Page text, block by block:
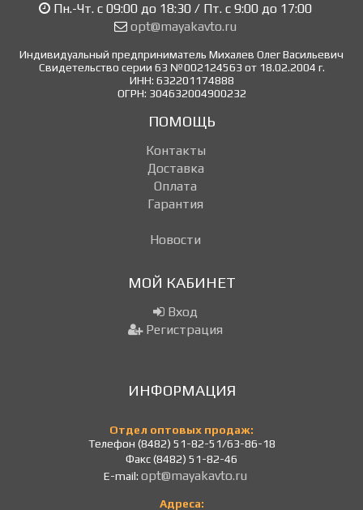
Пн.-Чт. с 09:00 до 18:30 / Пт. с 9:00 до 17:00
opt@mayakavto.ru
Индивидуальный предприниматель Михалев Олег Васильевич
Свидетельство серии 63 №002124563 от 18.02.2004 г.
ИНН: 632201174888
ОГРН: 304632004900232
ПОМОЩЬ
Контакты
Доставка
Оплата
Гарантия
Новости
МОЙ КАБИНЕТ
Вход
Регистрация
ИНФОРМАЦИЯ
Отдел оптовых продаж:
Телефон (8482) 51-82-51/63-86-18
Факс (8482) 51-82-46
E-mail: opt@mayakavto.ru
Адреса: